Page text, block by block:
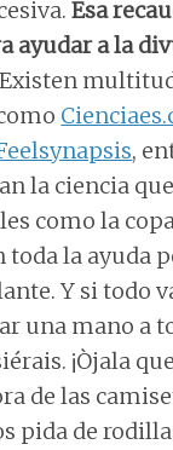
Esa
ayudar a la
,
la ciencia
como la
toda la ayuda
Y si todo
una mano a
¡Òjala
de las
pida de